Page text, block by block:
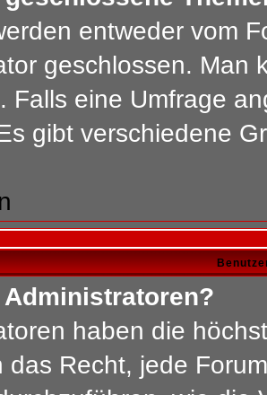
entweder vom
geschlossen. Man
Falls eine Umfrage
gibt verschiedene
haben die
das Recht, jede